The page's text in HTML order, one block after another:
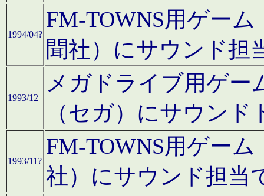
1994/04?
FM-TOWNS用ゲー
聞社）にサウンド担
1993/12
メガドライブ用ゲー
（セガ）にサウン
1993/11?
FM-TOWNS用ゲー
社）にサウンド担当